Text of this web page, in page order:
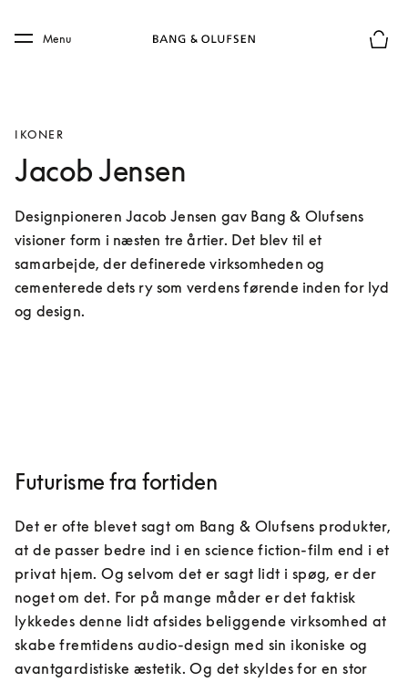
Skip to main footer
Menu
IKONER
Jacob Jensen
Designpioneren Jacob Jensen gav Bang & Olufsens
visioner form i næsten tre årtier. Det blev til et
samarbejde, der definerede virksomheden og
cementerede dets ry som verdens førende inden for lyd
og design.
Futurisme fra fortiden
Det er ofte blevet sagt om Bang & Olufsens produkter,
at de passer bedre ind i en science fiction-film end i et
privat hjem. Og selvom det er sagt lidt i spøg, er der
noget om det. For på mange måder er det faktisk
lykkedes denne lidt afsides beliggende virksomhed at
skabe fremtidens audio-design med sin ikoniske og
avantgardistiske æstetik. Og det skyldes for en stor